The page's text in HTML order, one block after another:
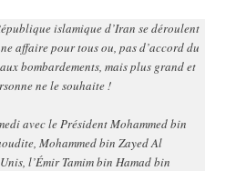
islamique d’Iran se déroulent
affaire pour tous ou, pas d’accord du
bombardements, mais plus grand et
ne le souhaite !
avec le Président Mohammed bin
Mohammed bin Zayed Al
l’Émir Tamim bin Hamad bin